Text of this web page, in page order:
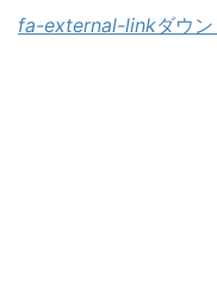
fa-external-linkダウ